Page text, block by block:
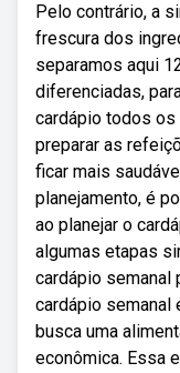
Pelo contrário, a
frescura dos
separamos aqui
diferenciadas,
cardápio todos os
preparar as
ficar mais
planejamento, é
ao planejar o
algumas etapas
cardápio semanal
cardápio semanal
busca uma
econômica. Essa